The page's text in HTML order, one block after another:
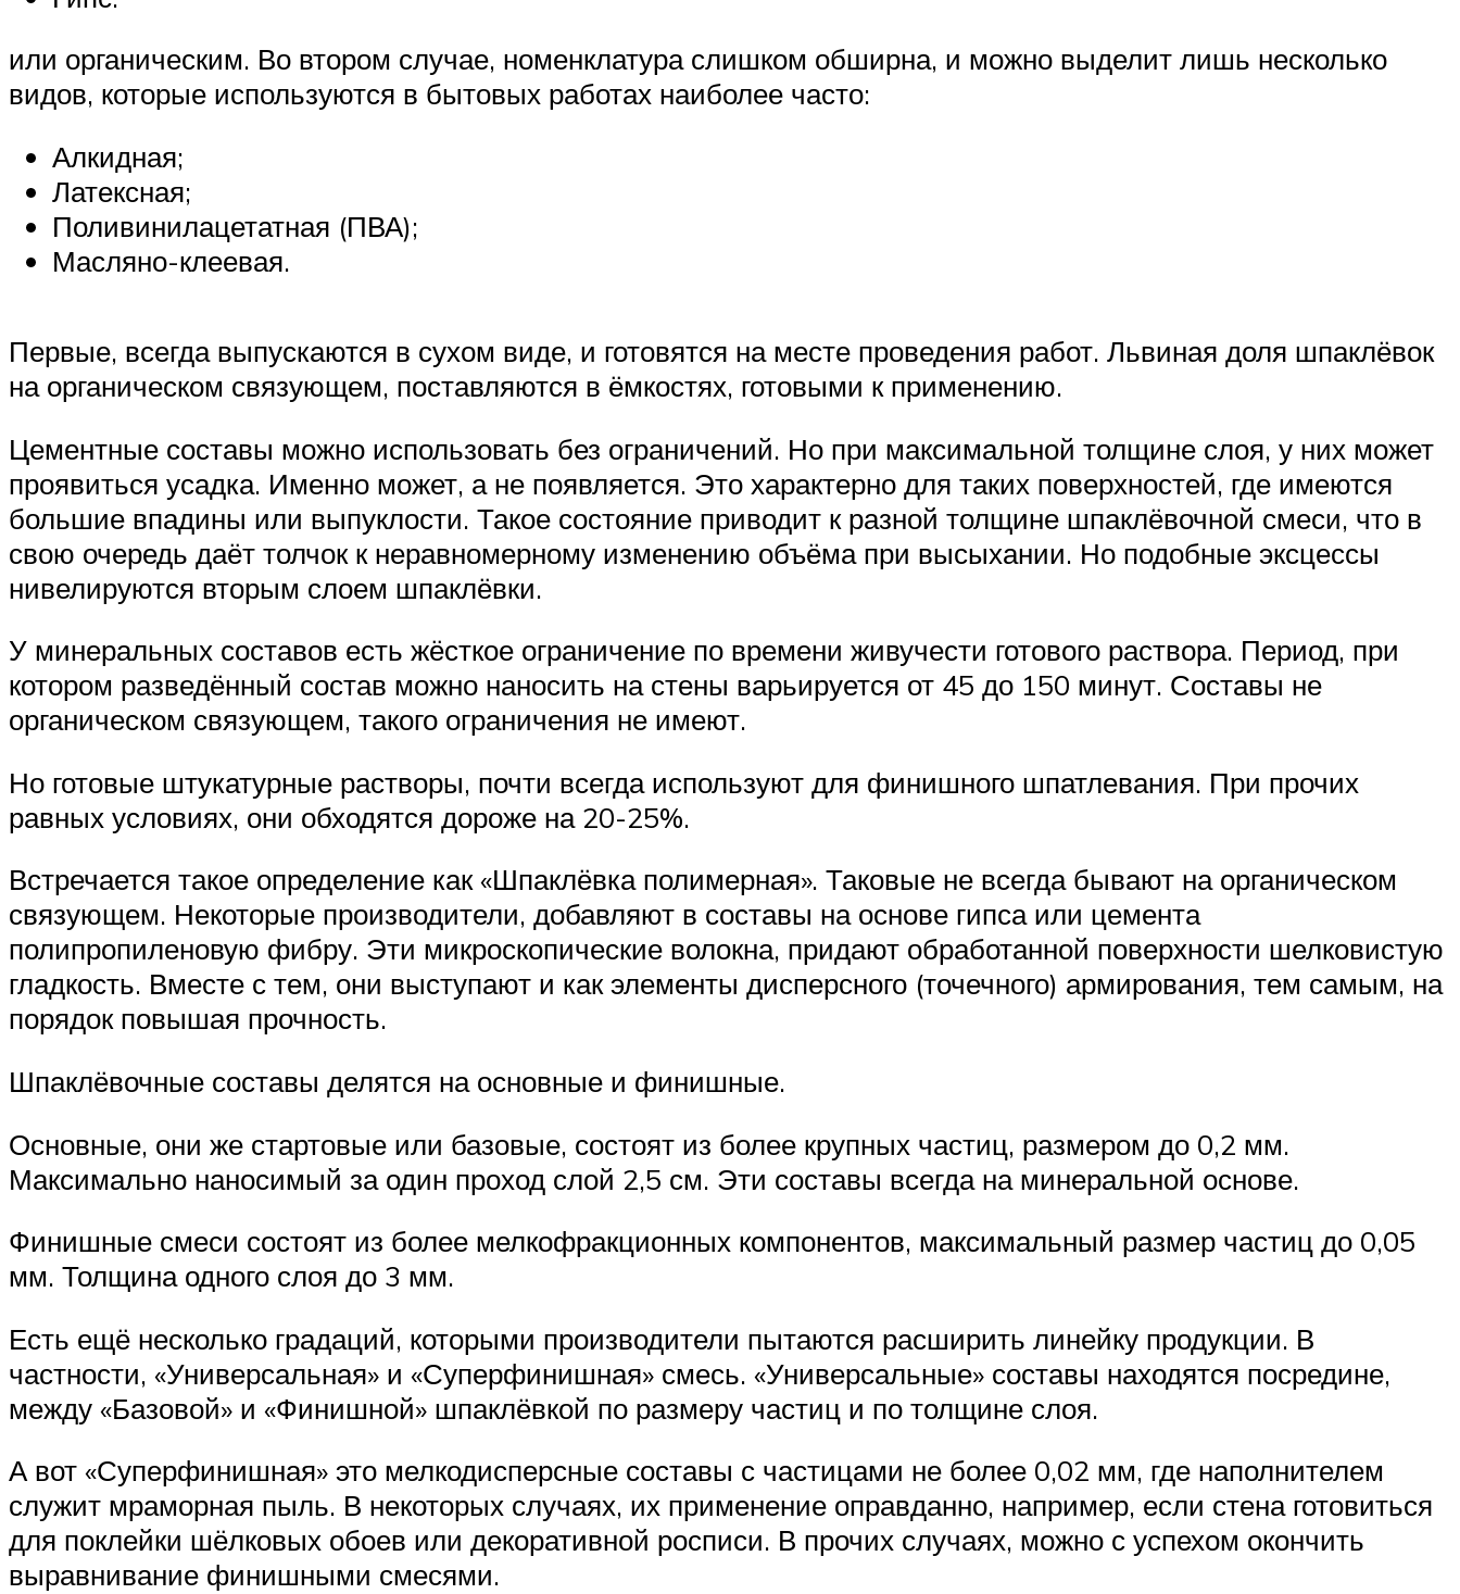
или органическим. Во втором случае, номенклатура слишком обширна, и можно выделит лишь несколько
видов, которые используются в бытовых работах наиболее часто:
Алкидная;
Латексная;
Поливинилацетатная (ПВА);
Масляно-клеевая.
Первые, всегда выпускаются в сухом виде, и готовятся на месте проведения работ. Львиная доля шпаклёвок
на органическом связующем, поставляются в ёмкостях, готовыми к применению.
Цементные составы можно использовать без ограничений. Но при максимальной толщине слоя, у них может
проявиться усадка. Именно может, а не появляется. Это характерно для таких поверхностей, где имеются
большие впадины или выпуклости. Такое состояние приводит к разной толщине шпаклёвочной смеси, что в
свою очередь даёт толчок к неравномерному изменению объёма при высыхании. Но подобные эксцессы
нивелируются вторым слоем шпаклёвки.
У минеральных составов есть жёсткое ограничение по времени живучести готового раствора. Период, при
котором разведённый состав можно наносить на стены варьируется от 45 до 150 минут. Составы не
органическом связующем, такого ограничения не имеют.
Но готовые штукатурные растворы, почти всегда используют для финишного шпатлевания. При прочих
равных условиях, они обходятся дороже на 20-25%.
Встречается такое определение как «Шпаклёвка полимерная». Таковые не всегда бывают на органическом
связующем. Некоторые производители, добавляют в составы на основе гипса или цемента
полипропиленовую фибру. Эти микроскопические волокна, придают обработанной поверхности шелковистую
гладкость. Вместе с тем, они выступают и как элементы дисперсного (точечного) армирования, тем самым, на
порядок повышая прочность.
Шпаклёвочные составы делятся на основные и финишные.
Основные, они же стартовые или базовые, состоят из более крупных частиц, размером до 0,2 мм.
Максимально наносимый за один проход слой 2,5 см. Эти составы всегда на минеральной основе.
Финишные смеси состоят из более мелкофракционных компонентов, максимальный размер частиц до 0,05
мм. Толщина одного слоя до 3 мм.
Есть ещё несколько градаций, которыми производители пытаются расширить линейку продукции. В
частности, «Универсальная» и «Суперфинишная» смесь. «Универсальные» составы находятся посредине,
между «Базовой» и «Финишной» шпаклёвкой по размеру частиц и по толщине слоя.
А вот «Суперфинишная» это мелкодисперсные составы с частицами не более 0,02 мм, где наполнителем
служит мраморная пыль. В некоторых случаях, их применение оправданно, например, если стена готовиться
для поклейки шёлковых обоев или декоративной росписи. В прочих случаях, можно с успехом окончить
выравнивание финишными смесями.